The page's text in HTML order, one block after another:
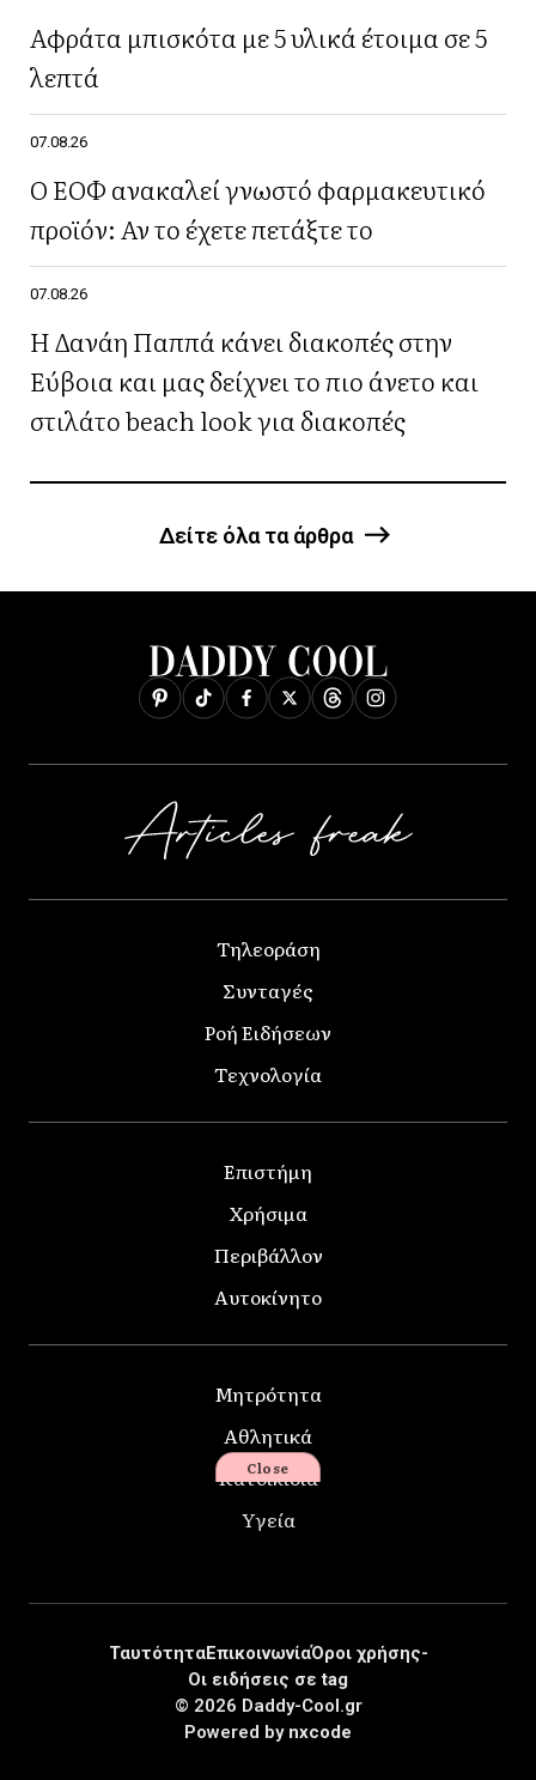
Αφράτα μπισκότα με 5 υλικά έτοιμα σε 5
λεπτά
07.08.26
Ο ΕΟΦ ανακαλεί γνωστό φαρμακευτικό
προϊόν: Αν το έχετε πετάξτε το
07.08.26
Η Δανάη Παππά κάνει διακοπές στην
Εύβοια και μας δείχνει το πιο άνετο και
στιλάτο beach look για διακοπές
Δείτε όλα τα άρθρα
Τηλεοράση
Συνταγές
Ροή Ειδήσεων
Τεχνολογία
Επιστήμη
Χρήσιμα
Περιβάλλον
Αυτοκίνητο
Μητρότητα
Αθλητικά
Κατοικίδια
Υγεία
© 2026 Daddy-Cool.gr
ΤαυτότηταΕπικοινωνίαΌροι χρήσης-
Οι ειδήσεις σε tag
Powered by nxcode
Close